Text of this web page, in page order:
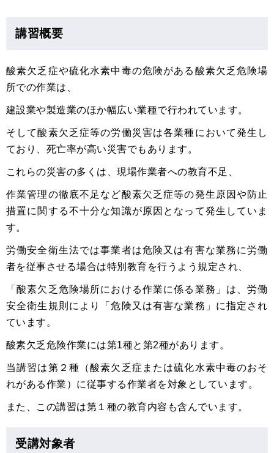
講習概要
酸素欠乏症や硫化水素中毒の危険がある酸素欠乏危険場
所での作業は、
建設業や製造業のほか幅広い業種で行われています。
そして酸素欠乏症等の労働災害は各業種において発生し
ており、死亡率が高い災害でもあります。
これらの災害の多くは、現場作業者への教育不足、
作業管理の徹底不足など酸素欠乏症等の発生原因や防止
措置に関する不十分な知識が原因となって発生していま
す。
労働安全衛生法では事業者は危険又は有害な業務に労働
者を従事させる場合は特別教育を行うよう規定され、
「酸素欠乏危険場所における作業に係る業務」は、労働
安全衛生規則により「危険又は有害な業務」に指定され
ています。
酸素欠乏危険作業には第1種と第2種があります。
当講習は第２種（酸素欠乏症または硫化水素中毒のおそ
れがある作業）に従事する作業者を対象としています。
また、この講習は第１種の教育内容も含んでいます。
受講対象者